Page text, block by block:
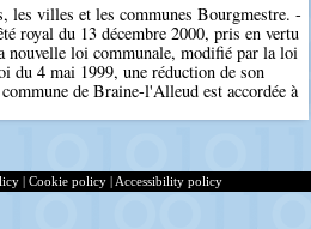
les villes et les communes Bourgmestre. -
royal du 13 décembre 2000, pris en vertu
nouvelle loi communale, modifié par la loi
du 4 mai 1999, une réduction de son
de Braine-l'Alleud est accordée à
| Cookie policy | Accessibility policy